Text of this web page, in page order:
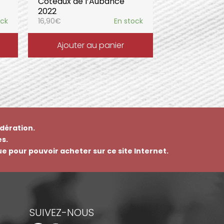
2022
16,90€ En stock
Ajouter au panier
pour pouvoir acheter sur ce site Internet.
SUIVEZ-NOUS